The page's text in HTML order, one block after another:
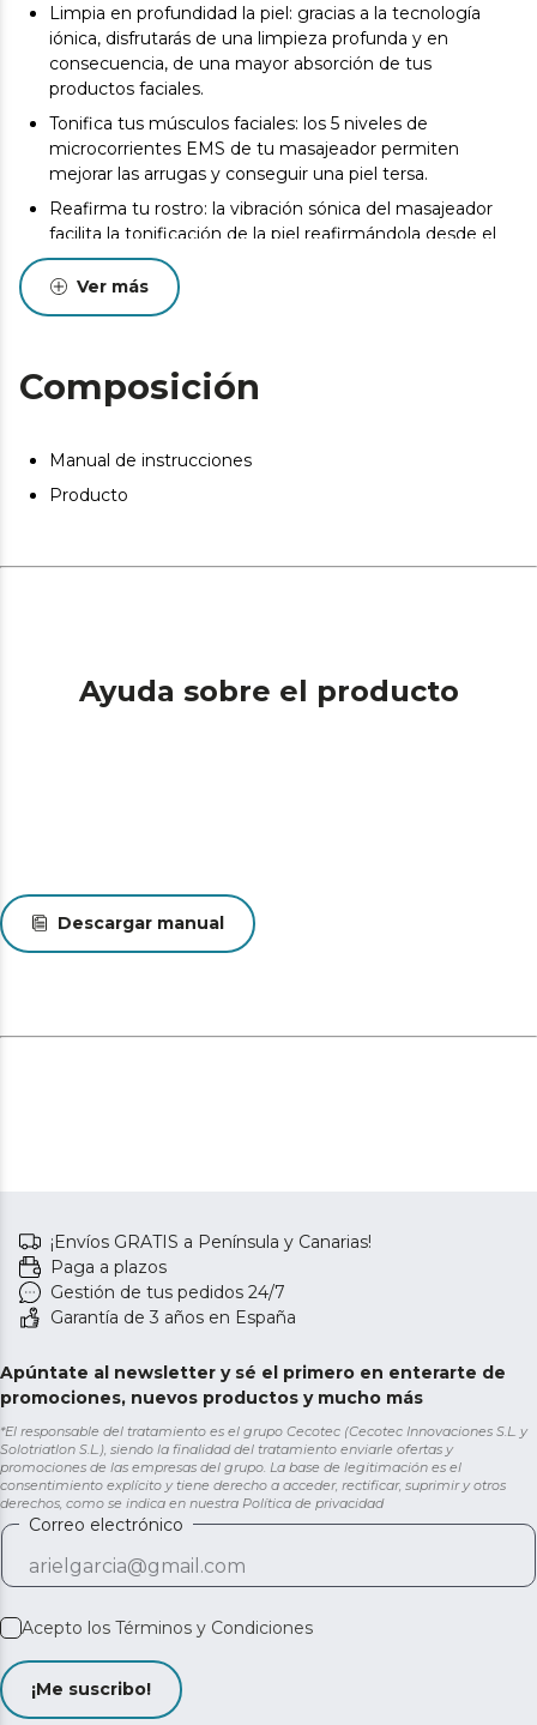
Limpia en profundidad la piel: gracias a la tecnología
iónica, disfrutarás de una limpieza profunda y en
consecuencia, de una mayor absorción de tus
productos faciales.
Tonifica tus músculos faciales: los 5 niveles de
microcorrientes EMS de tu masajeador permiten
mejorar las arrugas y conseguir una piel tersa.
Reafirma tu rostro: la vibración sónica del masajeador
facilita la tonificación de la piel reafirmándola desde el
interior.
Autonomía de 60 minutos: disfruta de una gran libertad
de movimiento llevándote tu masajeador donde
Pantalla LCD: observa los ajustes seleccionados
cómodamente y facilita tu cuidado facial.
cabezal y regálate una limpieza total de tu rostro.
N/A
Ver más
Composición
Manual de instrucciones
Producto
Ayuda sobre el producto
Descargar manual
¡Envíos GRATIS a Península y Canarias!
Paga a plazos
Gestión de tus pedidos 24/7
Garantía de 3 años en España
Apúntate al newsletter y sé el primero en enterarte de
promociones, nuevos productos y mucho más
*El responsable del tratamiento es el grupo Cecotec (Cecotec Innovaciones S.L. y
Solotriatlon S.L.), siendo la finalidad del tratamiento enviarle ofertas y
promociones de las empresas del grupo. La base de legitimación es el
consentimiento explícito y tiene derecho a acceder, rectificar, suprimir y otros
derechos, como se indica en nuestra Política de privacidad
Correo electrónico
Acepto los Términos y Condiciones
¡Me suscribo!